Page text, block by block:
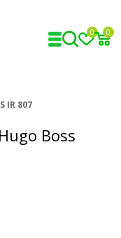
0 0
IR 807
Boss